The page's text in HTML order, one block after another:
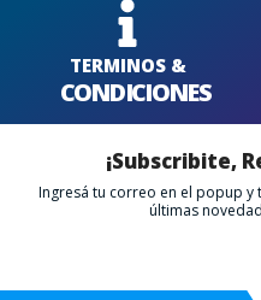
TERMINOS &
CONDICIONES
¡Subscribite,
Ingresá tu correo en el popup
últimas